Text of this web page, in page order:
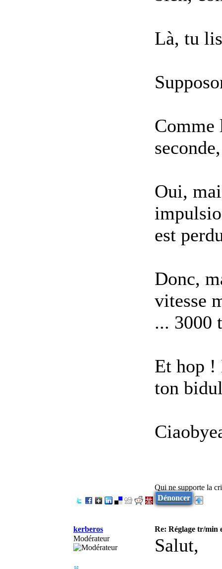
Là, tu
Comme
Oui,
est
Donc,
vitesse
... 3000
Et hop !
ton
Qui ne supporte la
Dénoncer
kerberos
Re: Réglage tr/min
Modérateur
Salut,